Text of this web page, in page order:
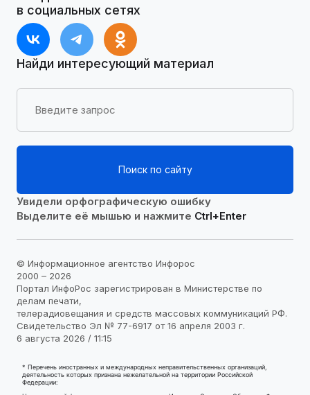
в социальных сетях
Найди интересующий материал
Поиск по сайту
Увидели орфографическую ошибку
Выделите её мышью и нажмите Ctrl+Enter
© Информационное агентство Инфорос
2000 – 2026
Портал ИнфоРос зарегистрирован в Министерстве по
делам печати,
телерадиовещания и средств массовых коммуникаций РФ.
Свидетельство Эл № 77-6917 от 16 апреля 2003 г.
6 августа 2026 / 11:15